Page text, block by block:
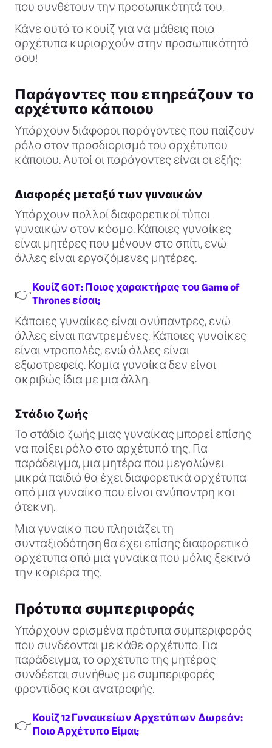
που συνθέτουν την προσωπικότητά του.
Κάνε αυτό το κουίζ για να μάθεις ποια
αρχέτυπα κυριαρχούν στην προσωπικότητά
σου!
Παράγοντες που επηρεάζουν το
αρχέτυπο κάποιου
Υπάρχουν διάφοροι παράγοντες που παίζουν
ρόλο στον προσδιορισμό του αρχέτυπου
κάποιου. Αυτοί οι παράγοντες είναι οι εξής:
Διαφορές μεταξύ των γυναικών
Υπάρχουν πολλοί διαφορετικοί τύποι
γυναικών στον κόσμο. Κάποιες γυναίκες
είναι μητέρες που μένουν στο σπίτι, ενώ
άλλες είναι εργαζόμενες μητέρες.
👉 Κουίζ GOT: Ποιος χαρακτήρας του Game of
Thrones είσαι;
Κάποιες γυναίκες είναι ανύπαντρες, ενώ
άλλες είναι παντρεμένες. Κάποιες γυναίκες
είναι ντροπαλές, ενώ άλλες είναι
εξωστρεφείς. Καμία γυναίκα δεν είναι
ακριβώς ίδια με μια άλλη.
Στάδιο ζωής
Το στάδιο ζωής μιας γυναίκας μπορεί επίσης
να παίξει ρόλο στο αρχέτυπό της. Για
παράδειγμα, μια μητέρα που μεγαλώνει
μικρά παιδιά θα έχει διαφορετικά αρχέτυπα
από μια γυναίκα που είναι ανύπαντρη και
άτεκνη.
Μια γυναίκα που πλησιάζει τη
συνταξιοδότηση θα έχει επίσης διαφορετικά
αρχέτυπα από μια γυναίκα που μόλις ξεκινά
την καριέρα της.
Πρότυπα συμπεριφοράς
Υπάρχουν ορισμένα πρότυπα συμπεριφοράς
που συνδέονται με κάθε αρχέτυπο. Για
παράδειγμα, το αρχέτυπο της μητέρας
συνδέεται συνήθως με συμπεριφορές
φροντίδας και ανατροφής.
👉 Κουίζ 12 Γυναικείων Αρχετύπων Δωρεάν:
Ποιο Αρχέτυπο Είμαι;